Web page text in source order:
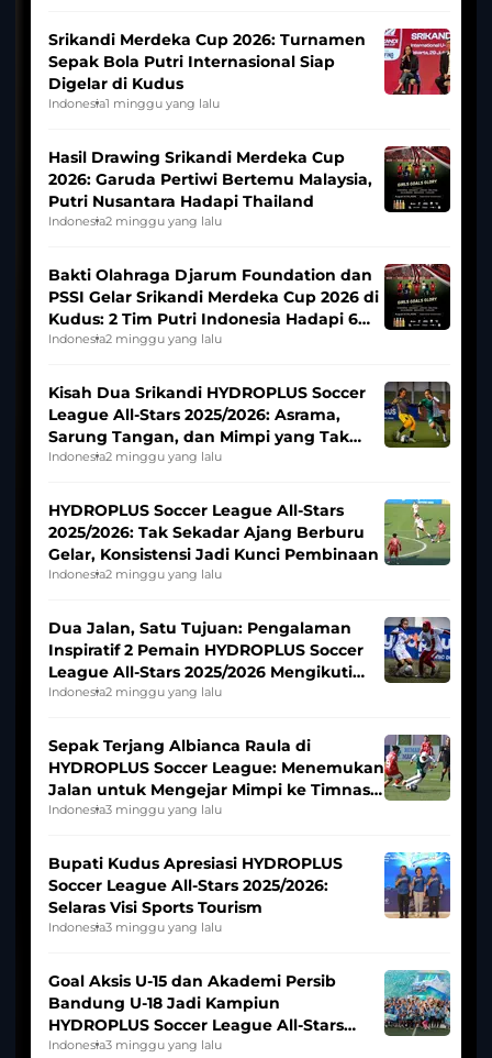
Srikandi Merdeka Cup 2026: Turnamen
Sepak Bola Putri Internasional Siap
Digelar di Kudus
Indonesia1 minggu yang lalu
Hasil Drawing Srikandi Merdeka Cup
2026: Garuda Pertiwi Bertemu Malaysia,
Putri Nusantara Hadapi Thailand
Indonesia2 minggu yang lalu
Bakti Olahraga Djarum Foundation dan
PSSI Gelar Srikandi Merdeka Cup 2026 di
Kudus: 2 Tim Putri Indonesia Hadapi 6
Tim Asia
Indonesia2 minggu yang lalu
Kisah Dua Srikandi HYDROPLUS Soccer
League All-Stars 2025/2026: Asrama,
Sarung Tangan, dan Mimpi yang Tak
Pernah Padam
Indonesia2 minggu yang lalu
HYDROPLUS Soccer League All-Stars
2025/2026: Tak Sekadar Ajang Berburu
Gelar, Konsistensi Jadi Kunci Pembinaan
Indonesia2 minggu yang lalu
Dua Jalan, Satu Tujuan: Pengalaman
Inspiratif 2 Pemain HYDROPLUS Soccer
League All-Stars 2025/2026 Mengikuti
Seleksi Timnas Indonesia Putri
Indonesia2 minggu yang lalu
Sepak Terjang Albianca Raula di
HYDROPLUS Soccer League: Menemukan
Jalan untuk Mengejar Mimpi ke Timnas
Indonesia Putri
Indonesia3 minggu yang lalu
Bupati Kudus Apresiasi HYDROPLUS
Soccer League All-Stars 2025/2026:
Selaras Visi Sports Tourism
Indonesia3 minggu yang lalu
Goal Aksis U-15 dan Akademi Persib
Bandung U-18 Jadi Kampiun
HYDROPLUS Soccer League All-Stars
2025/2026
Indonesia3 minggu yang lalu